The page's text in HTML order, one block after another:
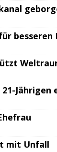
besseren
Jährigen
mit Unfall